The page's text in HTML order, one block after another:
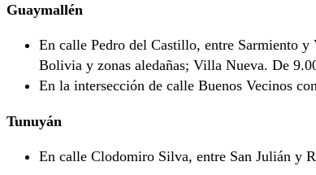
Guaymallén
En calle Pedro del Castillo, entre Sarmiento
Bolivia y zonas aledañas; Villa Nueva. De
En la intersección de calle Buenos Vecinos
Tunuyán
En calle Clodomiro Silva, entre San Julián y